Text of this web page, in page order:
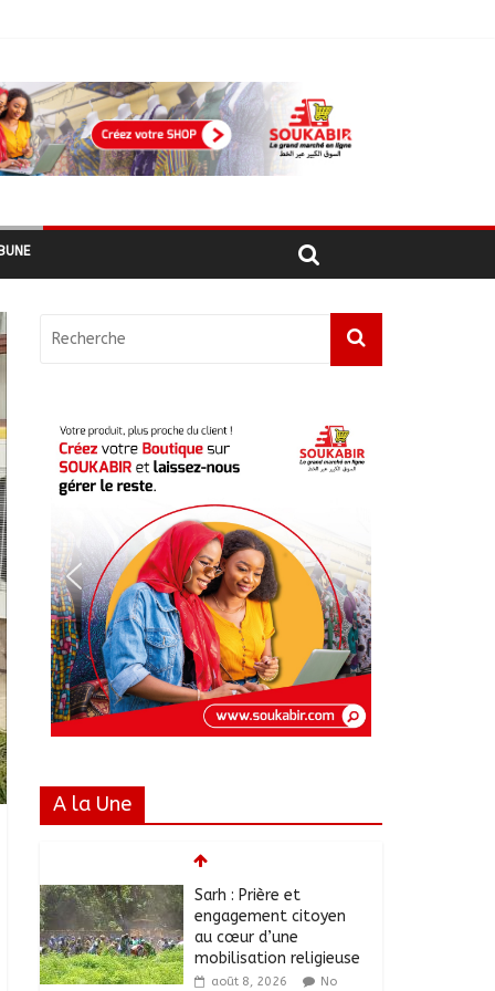
أبشي: الرئيس الولائي للحزب الإصلاحي بولاية وداي يطالب الحكومة بمعالجة أزمة المياه والوقود وغاز الطهي.
A la Une
Sarh : Prière et
engagement citoyen
au cœur d’une
mobilisation religieuse
août 8, 2026
No